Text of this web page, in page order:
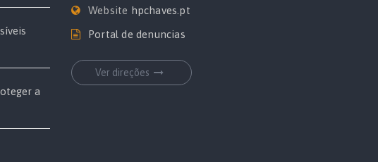
a
Website hpchaves.pt
Portal de denuncias
Ver direções